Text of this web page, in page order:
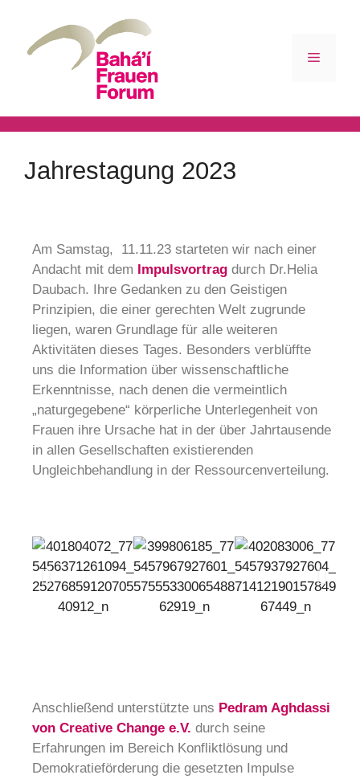
Jahrestagung 2023
Am Samstag, 11.11.23 starteten wir nach einer
Andacht mit dem Impulsvortrag durch Dr.Helia
Daubach. Ihre Gedanken zu den Geistigen
Prinzipien, die einer gerechten Welt zugrunde
liegen, waren Grundlage für alle weiteren
Aktivitäten dieses Tages. Besonders verblüffte
uns die Information über wissenschaftliche
Erkenntnisse, nach denen die vermeintlich
„naturgegebene“ körperliche Unterlegenheit von
Frauen ihre Ursache hat in der über Jahrtausende
in allen Gesellschaften existierenden
Ungleichbehandlung in der Ressourcenverteilung.
Anschließend unterstützte uns Pedram Aghdassi
von Creative Change e.V. durch seine
Erfahrungen im Bereich Konfliktlösung und
Demokratieförderung die gesetzten Impulse